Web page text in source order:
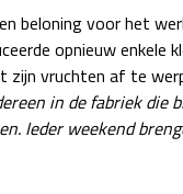
beloning voor het
opnieuw enkele
zijn vruchten af te
in de fabriek die
Ieder weekend